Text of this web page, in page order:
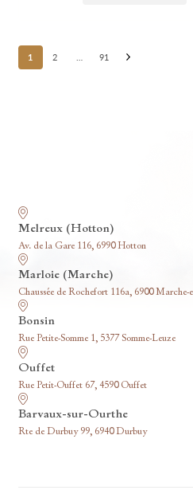
Posts
pagination
1 2 91
Melreux (Hotton)
Av. de la Gare 116, 6990 Hotton
Marloie (Marche)
Chaussée de Rochefort 116a, 6900 Marche-
Bonsin
Rue Petite-Somme 1, 5377 Somme-Leuze
Ouffet
Rue Petit-Ouffet 67, 4590 Ouffet
Barvaux-sur-Ourthe
Rte de Durbuy 99, 6940 Durbuy